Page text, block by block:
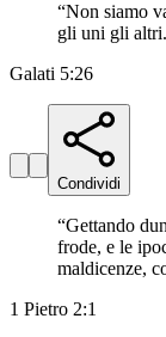
“Non siamo
gli uni gli altri.
Galati 5:26
Condividi
“Gettando
frode, e le
maldicenze,
1 Pietro 2:1